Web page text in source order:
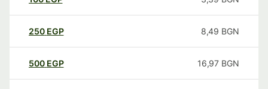
250 EGP 8,49 BGN
500 EGP 16,97 BGN